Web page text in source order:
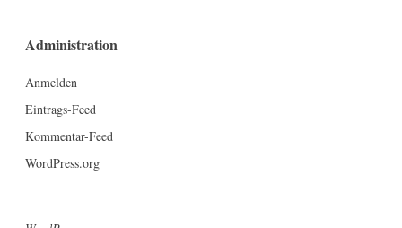
Administration
Anmelden
Eintrags-Feed
Kommentar-Feed
WordPress.org